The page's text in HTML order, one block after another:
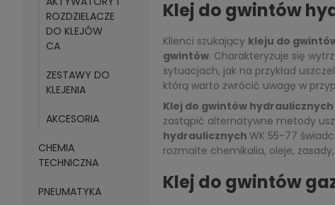
ROZDZIELACZE
DO KLEJÓW
CA
ZESTAWY DO
KLEJENIA
AKCESORIA
CHEMIA
TECHNICZNA
PNEUMATYKA
Klej do gwintów
Klienci szukający kleju do
gwintów. Charakteryzuje się
sytuacjach, jak na przykład
którą warto zwrócić uwagę w
Klej do gwintów hydraulicznych
zastąpić alternatywne metody
hydraulicznych WK 55-77
rozmaite chemikalia, oleje,
Klej do gwintów